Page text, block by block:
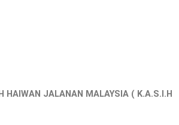
HAIWAN JALANAN MALAYSIA ( K.A.S.I.H